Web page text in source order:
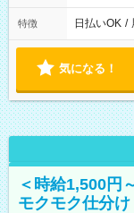
特徴 日払いOK /
気になる！
＜時給1,500円
モクモク仕分け